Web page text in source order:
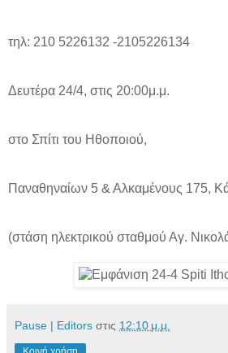
τηλ: 210 5226132 -2105226134
Δευτέρα 24/4, στις 20:00μ.μ.
στο Σπίτι του Ηθοποιού,
Παναθηναίων 5 & Αλκαμένους 175,
(στάση ηλεκτρικού σταθμού Αγ.
Pause | Editors στις 12:10 μ.μ.